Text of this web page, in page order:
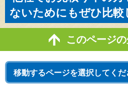
ないためにもぜひ比較
このページ